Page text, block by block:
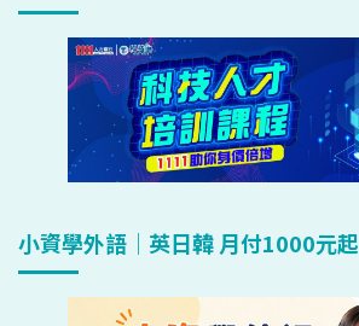
小資學外語｜英日韓 月付1000元起